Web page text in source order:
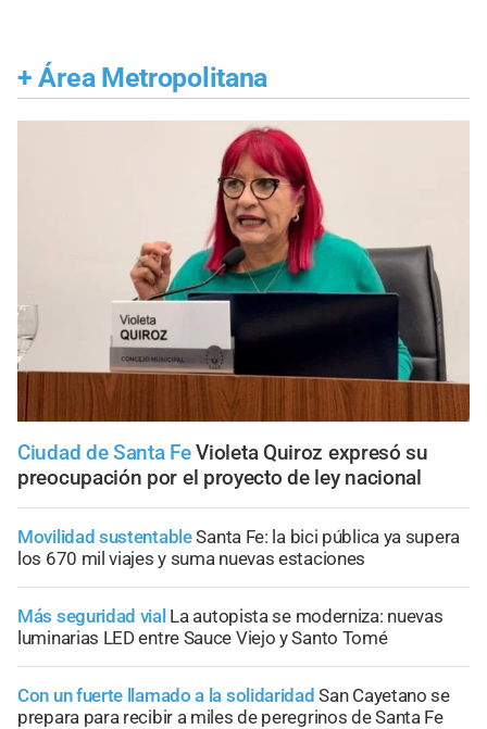
+ Área Metropolitana
Ciudad de Santa Fe Violeta Quiroz expresó su
preocupación por el proyecto de ley nacional
Movilidad sustentableSanta Fe: la bici pública ya supera
los 670 mil viajes y suma nuevas estaciones
Más seguridad vial La autopista se moderniza: nuevas
luminarias LED entre Sauce Viejo y Santo Tomé
Con un fuerte llamado a la solidaridad San Cayetano se
prepara para recibir a miles de peregrinos de Santa Fe